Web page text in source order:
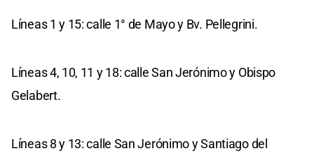
Líneas 1 y 15: calle 1° de Mayo y Bv. Pellegrini.
Líneas 4, 10, 11 y 18: calle San Jerónimo y Obispo
Gelabert.
Líneas 8 y 13: calle San Jerónimo y Santiago del